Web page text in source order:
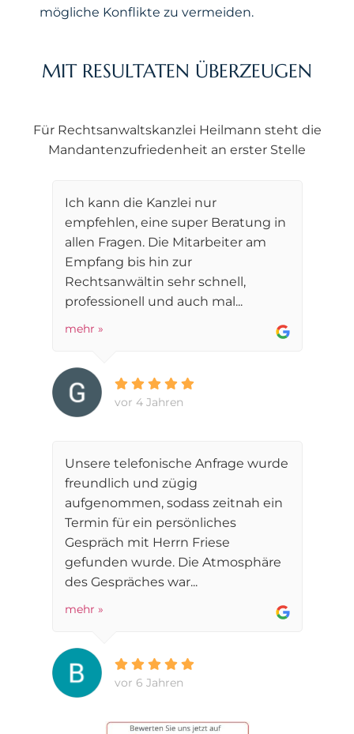
mögliche Konflikte zu vermeiden.
MIT RESULTATEN ÜBERZEUGEN
Für Rechtsanwaltskanzlei Heilmann steht die
Mandantenzufriedenheit an erster Stelle
Ich kann die Kanzlei nur
empfehlen, eine super Beratung in
allen Fragen. Die Mitarbeiter am
Empfang bis hin zur
Rechtsanwältin sehr schnell,
professionell und auch mal...
mehr »
vor 4 Jahren
Unsere telefonische Anfrage wurde
freundlich und zügig
aufgenommen, sodass zeitnah ein
Termin für ein persönliches
Gespräch mit Herrn Friese
gefunden wurde. Die Atmosphäre
des Gespräches war...
mehr »
vor 6 Jahren